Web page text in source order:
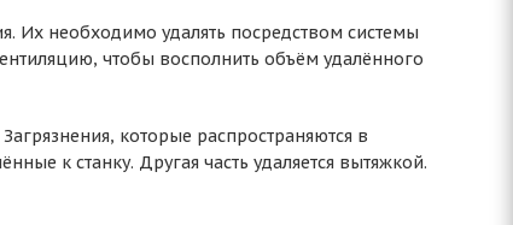
Их необходимо удалять посредством системы
чтобы восполнить объём удалённого
Загрязнения, которые распространяются в
к станку. Другая часть удаляется вытяжкой.